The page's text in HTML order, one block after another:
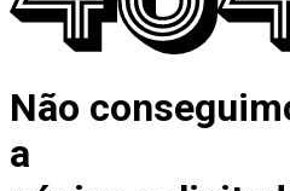
Não
a